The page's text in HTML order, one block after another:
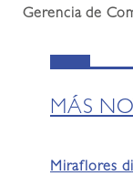
Gerencia de
MÁS
Miraflores